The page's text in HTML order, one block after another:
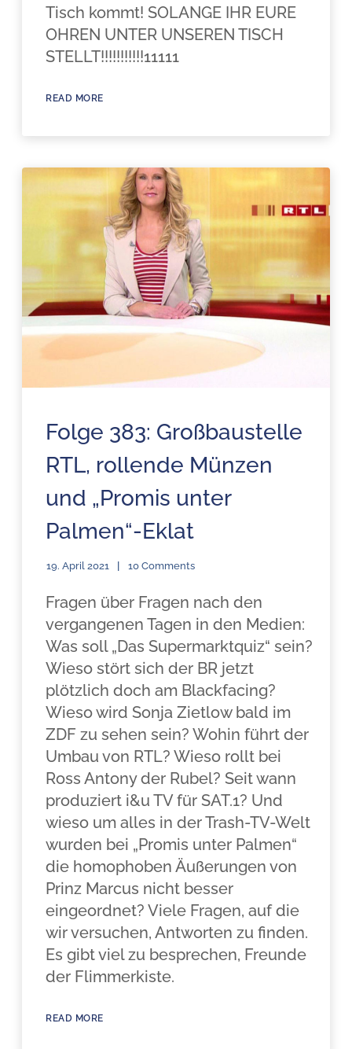
Tisch kommt! SOLANGE IHR EURE
OHREN UNTER UNSEREN TISCH
STELLT!!!!!!!!!!!11111
READ MORE
Folge 383: Großbaustelle
RTL, rollende Münzen
und „Promis unter
Palmen“-Eklat
19. April 2021 10 Comments
Fragen über Fragen nach den
vergangenen Tagen in den Medien:
Was soll „Das Supermarktquiz“ sein?
Wieso stört sich der BR jetzt
plötzlich doch am Blackfacing?
Wieso wird Sonja Zietlow bald im
ZDF zu sehen sein? Wohin führt der
Umbau von RTL? Wieso rollt bei
Ross Antony der Rubel? Seit wann
produziert i&u TV für SAT.1? Und
wieso um alles in der Trash-TV-Welt
wurden bei „Promis unter Palmen“
die homophoben Äußerungen von
Prinz Marcus nicht besser
eingeordnet? Viele Fragen, auf die
wir versuchen, Antworten zu finden.
Es gibt viel zu besprechen, Freunde
der Flimmerkiste.
READ MORE